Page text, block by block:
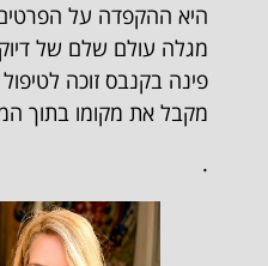
היא ההקפדה על
מגלה עולם שלם של
פינה בקנבס זוכה
מקבל את מקומו בתוך
.